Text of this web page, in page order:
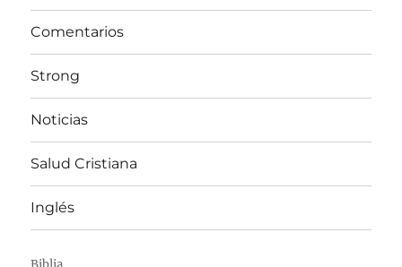
menú
Comentarios
Strong
Noticias
Salud Cristiana
Inglés